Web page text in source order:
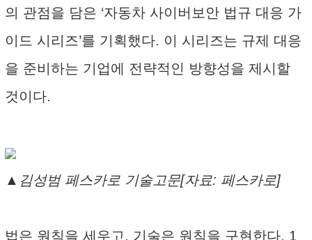
의 관점을 담은 ‘자동차 사이버보안 법규 대응 가
이드 시리즈’를 기획했다. 이 시리즈는 규제 대응
을 준비하는 기업에 전략적인 방향성을 제시할
것이다.
▲김성범 페스카로 기술고문[자료: 페스카로]
법은 원칙을 세우고, 기술은 원칙을 구현한다. 1